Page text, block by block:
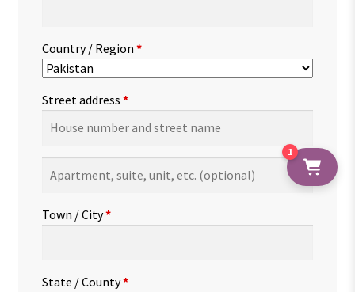
Country / Region *
Street address *
suite,
etc.(optional)
Town / City*
State / County*
1